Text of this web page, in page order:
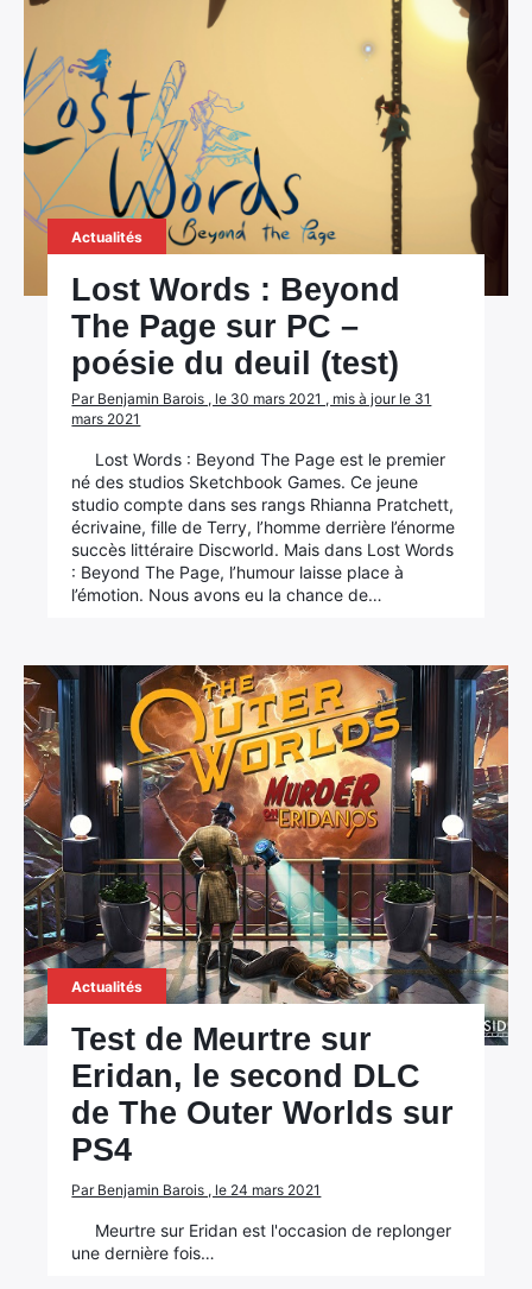
Actualités
Lost Words : Beyond
The Page sur PC –
poésie du deuil (test)
Par Benjamin Barois , le 30 mars 2021 , mis à jour le 31
mars 2021
Lost Words : Beyond The Page est le premier
né des studios Sketchbook Games. Ce jeune
studio compte dans ses rangs Rhianna Pratchett,
écrivaine, fille de Terry, l’homme derrière l’énorme
succès littéraire Discworld. Mais dans Lost Words
: Beyond The Page, l’humour laisse place à
l’émotion. Nous avons eu la chance de…
Actualités
Test de Meurtre sur
Eridan, le second DLC
de The Outer Worlds sur
PS4
Par Benjamin Barois , le 24 mars 2021
Meurtre sur Eridan est l'occasion de replonger
une dernière fois…
Rechercher